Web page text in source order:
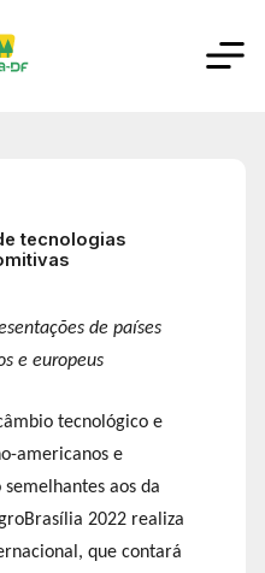
tecnologias
de países
e europeus
tecnológico e
americanos e
aos da
2022 realiza
que contará